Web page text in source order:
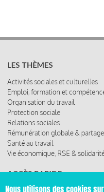
LES THÈMES
Activités sociales et culturelles
Emploi, formation et
Organisation du travail
Protection sociale
Relations sociales
Rémunération globale &
Santé au travail
Vie économique, RSE &
ACCÈS RAPIDE
Les abonnements
Nous utilisons des cookies